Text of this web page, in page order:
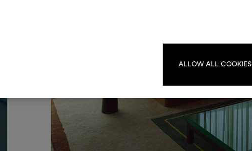
ALLOW ALL COOKIES
LOGIN
REGISTRATI